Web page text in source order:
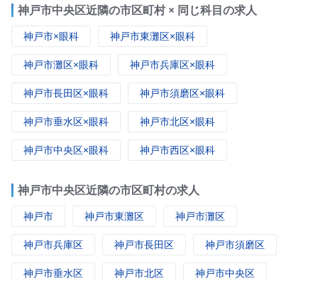
神戸市中央区近隣の市区町村 × 同じ科目の求人
神戸市×眼科 神戸市東灘区×眼科
神戸市灘区×眼科 神戸市兵庫区×眼科
神戸市長田区×眼科 神戸市須磨区×眼科
神戸市垂水区×眼科 神戸市北区×眼科
神戸市中央区×眼科 神戸市西区×眼科
神戸市中央区近隣の市区町村の求人
神戸市 神戸市東灘区 神戸市灘区
神戸市兵庫区 神戸市長田区 神戸市須磨区
神戸市垂水区 神戸市北区 神戸市中央区